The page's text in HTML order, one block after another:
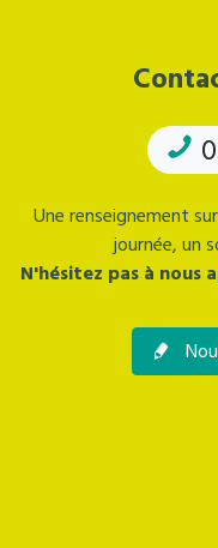
Une renseignement
journée, un
N'hésitez pas à nous